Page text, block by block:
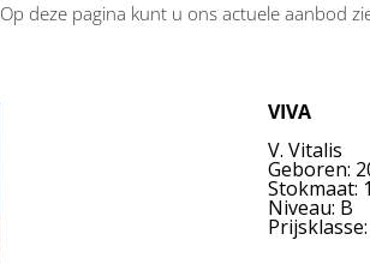
Op deze pagina kunt u ons actuele aanbod
VIVA
V. Vitalis
Geboren:
Stokmaat:
Niveau: B